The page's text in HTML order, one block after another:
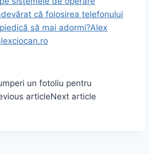
că folosirea telefonului
să mai adormi?Alex
un fotoliu pentru
articleNext article